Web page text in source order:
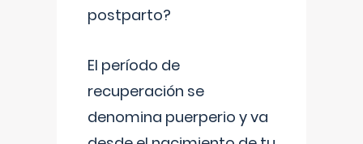
postparto?
El período de
recuperación se
denomina puerperio y va